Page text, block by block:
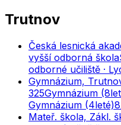
Trutnov
Česká lesnická
vyšší odborná škola
odborné učiliště ·
Gymnázium,
325Gymnázium
Gymnázium (4leté)8
Mateř. škola, Zákl.